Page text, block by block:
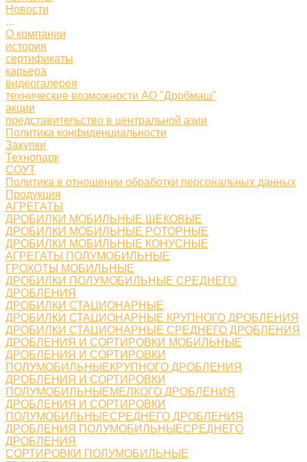
Новости
...
О компании
история
сертификаты
карьера
видеогалерея
технические возможности АО "Дробмаш"
акции
представительство в центральной азии
Политика конфиденциальности
Закупки
Технопарк
СОУТ
Политика в отношении обработки персональных данных
Продукция
АГРЕГАТЫ
ДРОБИЛКИ МОБИЛЬНЫЕ ЩЕКОВЫЕ
ДРОБИЛКИ МОБИЛЬНЫЕ РОТОРНЫЕ
ДРОБИЛКИ МОБИЛЬНЫЕ КОНУСНЫЕ
АГРЕГАТЫ ПОЛУМОБИЛЬНЫЕ
ГРОХОТЫ МОБИЛЬНЫЕ
ДРОБИЛКИ ПОЛУМОБИЛЬНЫЕ СРЕДНЕГО
ДРОБЛЕНИЯ
ДРОБИЛКИ СТАЦИОНАРНЫЕ
ДРОБИЛКИ СТАЦИОНАРНЫЕ КРУПНОГО ДРОБЛЕНИЯ
ДРОБИЛКИ СТАЦИОНАРНЫЕ СРЕДНЕГО ДРОБЛЕНИЯ
ДРОБЛЕНИЯ И СОРТИРОВКИ МОБИЛЬНЫЕ
ДРОБЛЕНИЯ И СОРТИРОВКИ
ПОЛУМОБИЛЬНЫЕКРУПНОГО ДРОБЛЕНИЯ
ДРОБЛЕНИЯ И СОРТИРОВКИ
ПОЛУМОБИЛЬНЫЕМЕЛКОГО ДРОБЛЕНИЯ
ДРОБЛЕНИЯ И СОРТИРОВКИ
ПОЛУМОБИЛЬНЫЕСРЕДНЕГО ДРОБЛЕНИЯ
ДРОБЛЕНИЯ ПОЛУМОБИЛЬНЫЕСРЕДНЕГО
ДРОБЛЕНИЯ
СОРТИРОВКИ ПОЛУМОБИЛЬНЫЕ